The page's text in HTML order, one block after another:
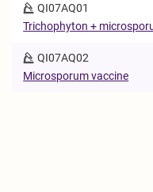
QI07AQ01
Trichophyton +
QI07AQ02
Microsporum vaccine